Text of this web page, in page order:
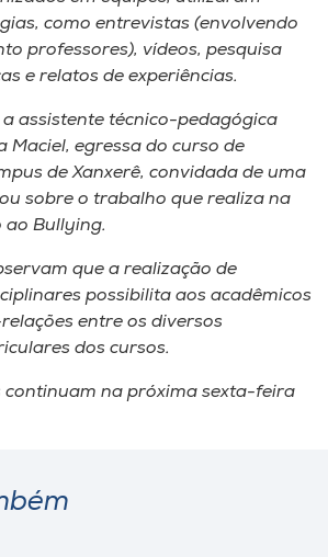
como entrevistas (envolvendo
professores), vídeos, pesquisa
e relatos de experiências.
assistente técnico-pedagógica
Maciel, egressa do curso de
de Xanxerê, convidada de uma
sobre o trabalho que realiza na
ao Bullying.
que a realização de
possibilita aos acadêmicos
entre os diversos
dos cursos.
continuam na próxima sexta-feira